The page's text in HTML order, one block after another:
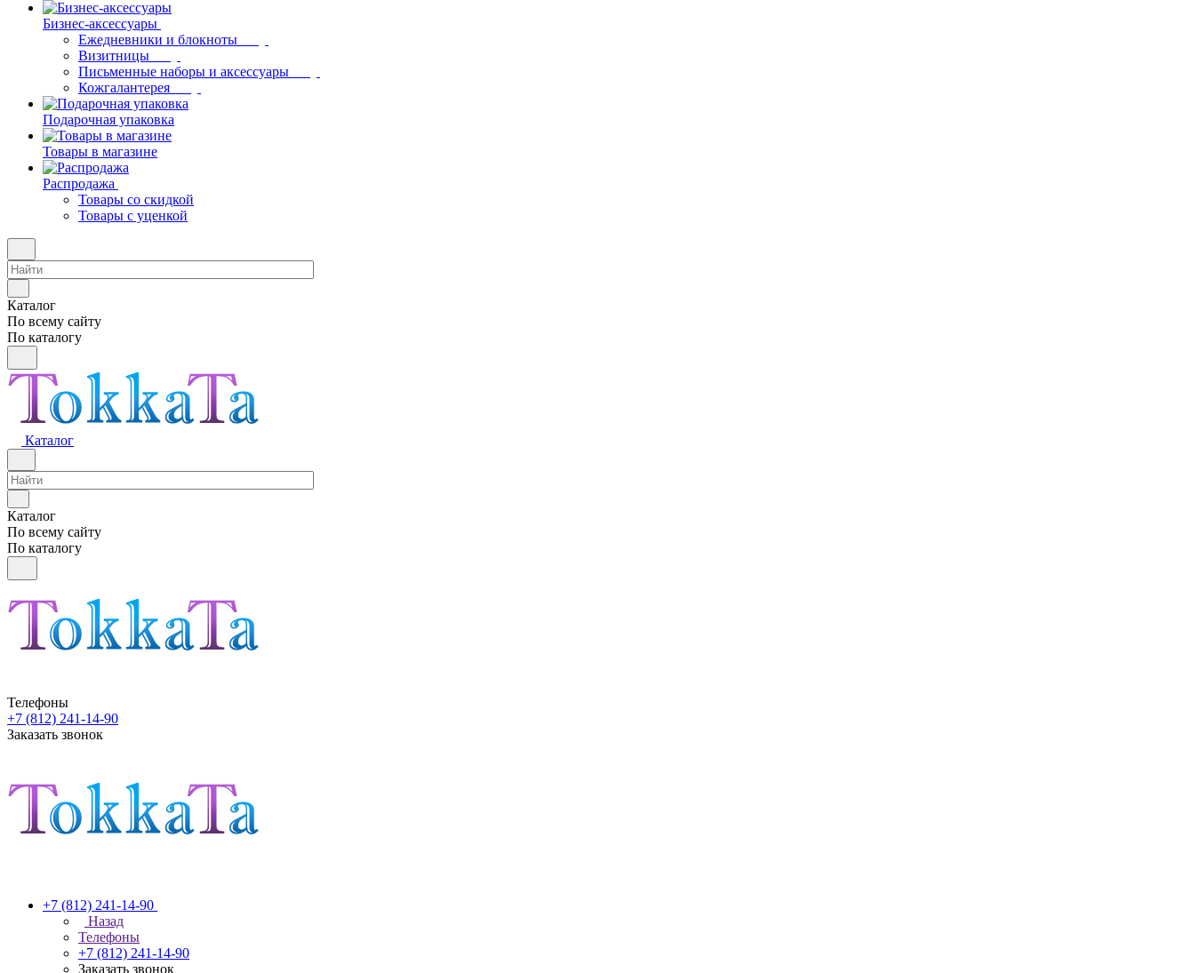
Бизнес-аксессуары
Ежедневники и блокноты
Визитницы
Письменные наборы и аксессуары
Кожгалантерея
Подарочная упаковка
Товары в магазине
Распродажа
Товары со скидкой
Товары с уценкой
Каталог
По всему сайту
По каталогу
Каталог
Каталог
По всему сайту
По каталогу
Телефоны
+7 (812) 241-14-90
Заказать звонок
+7 (812) 241-14-90
Назад
Телефоны
+7 (812) 241-14-90
Заказать звонок